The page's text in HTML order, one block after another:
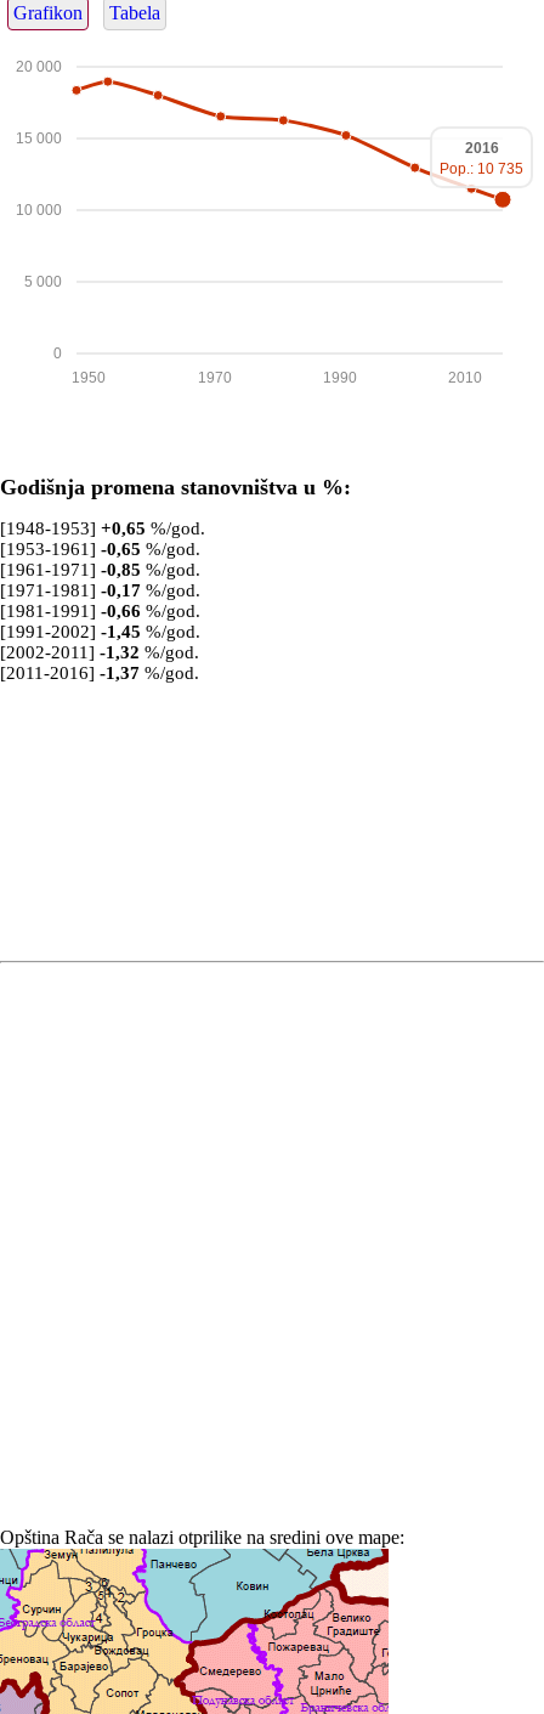
Grafikon Tabela
0
5 000
10 000
15 000
20 000
2010
1990
1970
1950
2016
Pop.: 10 735
Godišnja promena stanovništva u %:
[1948-1953] +0,65 %/god.
[1953-1961] -0,65 %/god.
[1961-1971] -0,85 %/god.
[1971-1981] -0,17 %/god.
[1981-1991] -0,66 %/god.
[1991-2002] -1,45 %/god.
[2002-2011] -1,32 %/god.
[2011-2016] -1,37 %/god.
Opština Rača se nalazi otprilike na sredini ove mape: